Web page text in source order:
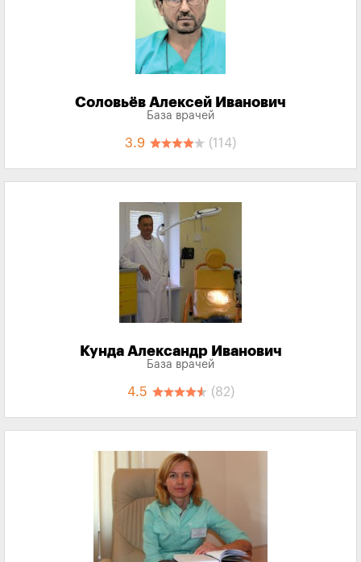
Соловьёв Алексей Иванович
База врачей
3.9 (114)
Кунда Александр Иванович
База врачей
4.5 (82)